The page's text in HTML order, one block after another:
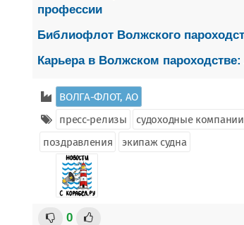
профессии
Библиофлот Волжского
Карьера в Волжском
ВОЛГА-ФЛОТ, АО
пресс-релизы
судоходные компании
поздравления
экипаж судна
0